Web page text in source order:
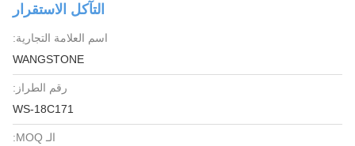
التآكل الاستقرار
اسم العلامة التجارية:
WANGSTONE
رقم الطراز:
WS-18C171
الـ MOQ: